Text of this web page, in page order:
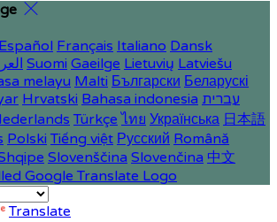
Español Français Italiano Dansk
Suomi Gaeilge Lietuvių Latviešu
melayu Malti Български Беларускі
Hrvatski Bahasa indonesia עברית
Türkçe ไทย Українська 日本語
Polski Tiếng việt Русский Română
Slovenščina Slovenčina 中文
Translate